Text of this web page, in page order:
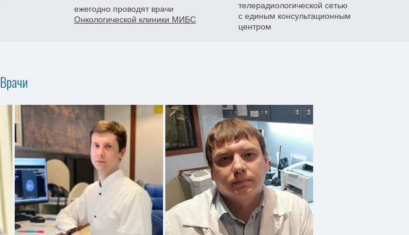
ежегодно проводят врачи
Онкологической клиники МИБС
телерадиологической сетью
с единым консультационным
центром
Врачи